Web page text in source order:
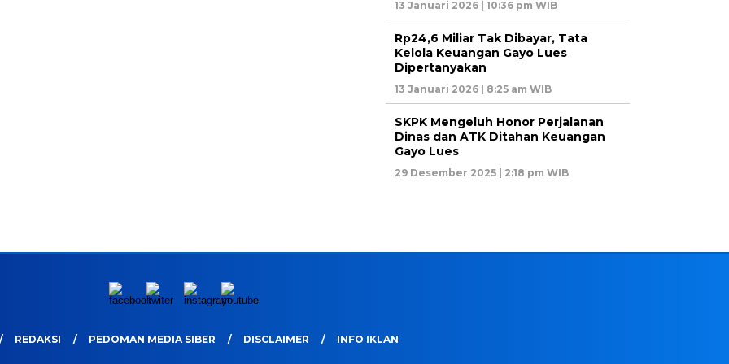
13 Januari 2026 | 10:36 pm WIB
Rp24,6 Miliar Tak Dibayar, Tata
Kelola Keuangan Gayo Lues
Dipertanyakan
13 Januari 2026 | 8:25 am WIB
SKPK Mengeluh Honor Perjalanan
Dinas dan ATK Ditahan Keuangan
Gayo Lues
29 Desember 2025 | 2:18 pm WIB
REDAKSI PEDOMAN MEDIA SIBER DISCLAIMER INFO IKLAN